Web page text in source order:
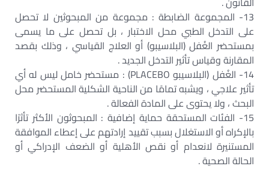
13- المجموعة الضابطة : مجموعة من المبحوثين لا تحصل
على التدخل الطبي محل الاختبار ، بل تحصل على ما يسمى
بمستحضر الغُفل (البلاسيبو) أو العلاج القياسي ، وذلك بقصد
المقارنة وقياس تأثير التدخل الجديد .
14- الغُفل (البلاسيبو PLACEBO) : مستحضر خامل ليس له أي
تأثير علاجي ، ويشبه تمامًا من الناحية الشكلية المستحضر محل
البحث ، ولا يحتوى على المادة الفعالة .
15- الفئات المستحقة حماية إضافية : المبحوثون الأكثر تأثرًا
بالإكراه أو الاستغلال بسبب تقييد إرادتهم على إعطاء الموافقة
المستنيرة لانعدام أو نقص الأهلية أو الضعف الإدراكي أو
الحالة الصحية .